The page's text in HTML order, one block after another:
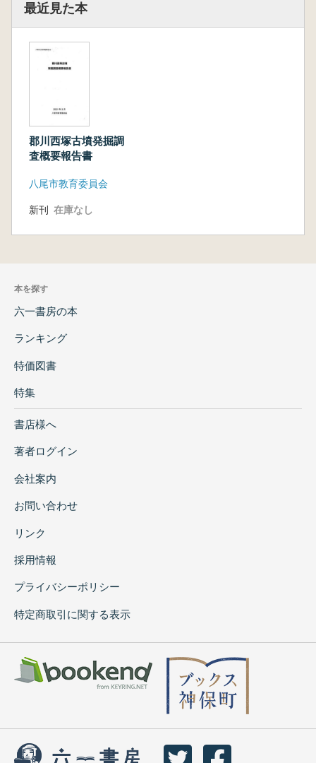
最近見た本
郡川西塚古墳発掘調
査概要報告書
八尾市教育委員会
新刊 在庫なし
本を探す
六一書房の本
ランキング
特価図書
特集
書店様へ
著者ログイン
会社案内
お問い合わせ
リンク
採用情報
プライバシーポリシー
特定商取引に関する表示